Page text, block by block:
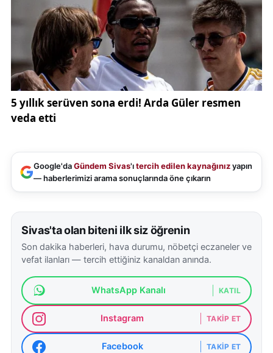
Google'daGündem Sivas'ıtercih edilen kaynağınızyapın
— haberlerimizi arama sonuçlarında öne çıkarın
Sivas'ta olan biteni ilk siz öğrenin
Son dakika haberleri, hava durumu, nöbetçi eczaneler ve
vefat ilanları — tercih ettiğiniz kanaldan anında.
WhatsApp Kanalı KATIL
Instagram TAKIP ET
Facebook TAKIP ET